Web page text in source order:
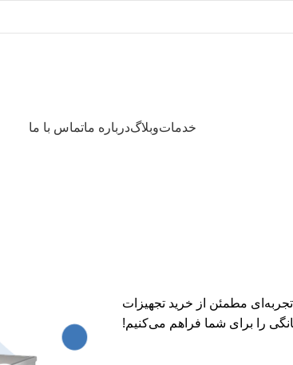
خدماتوبلاگدرباره ماتماس با ما
مطمئن از خرید تجهیزات
را برای شما فراهم می‌کنیم!